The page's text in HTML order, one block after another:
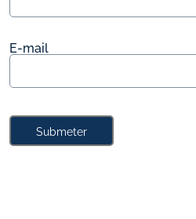
E-mail
Submeter